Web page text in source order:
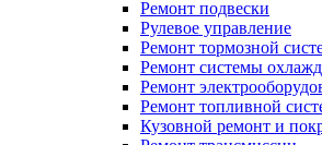
Ремонт подвески
Рулевое управление
Ремонт тормозной
Ремонт системы
Ремонт
Ремонт топливной
Кузовной ремонт и